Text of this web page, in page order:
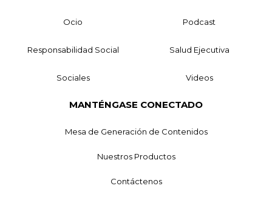
Ocio Podcast
Responsabilidad Social Salud Ejecutiva
Sociales Videos
MANTÉNGASE CONECTADO
Mesa de Generación de Contenidos
Nuestros Productos
Contáctenos